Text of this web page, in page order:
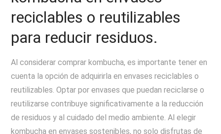
reciclables o reutilizables
para reducir residuos.
Al considerar comprar kombucha, es importante tener en
cuenta la opción de adquirirla en envases reciclables o
reutilizables. Optar por envases que puedan reciclarse o
reutilizarse contribuye significativamente a la reducción
de residuos y al cuidado del medio ambiente. Al elegir
kombucha en envases sostenibles, no solo disfrutas de